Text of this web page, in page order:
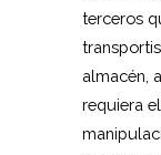
terceros
almacén,
requiera